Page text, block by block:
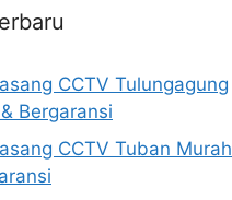
CCTV Tulungagung
Bergaransi
CCTV Tuban Murah